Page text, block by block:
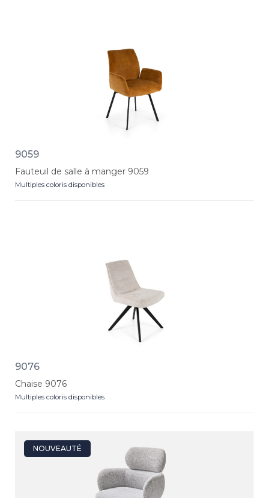
9059
Fauteuil de salle à manger 9059
Multiples coloris disponibles
9076
Chaise 9076
Multiples coloris disponibles
NOUVEAUTÉ